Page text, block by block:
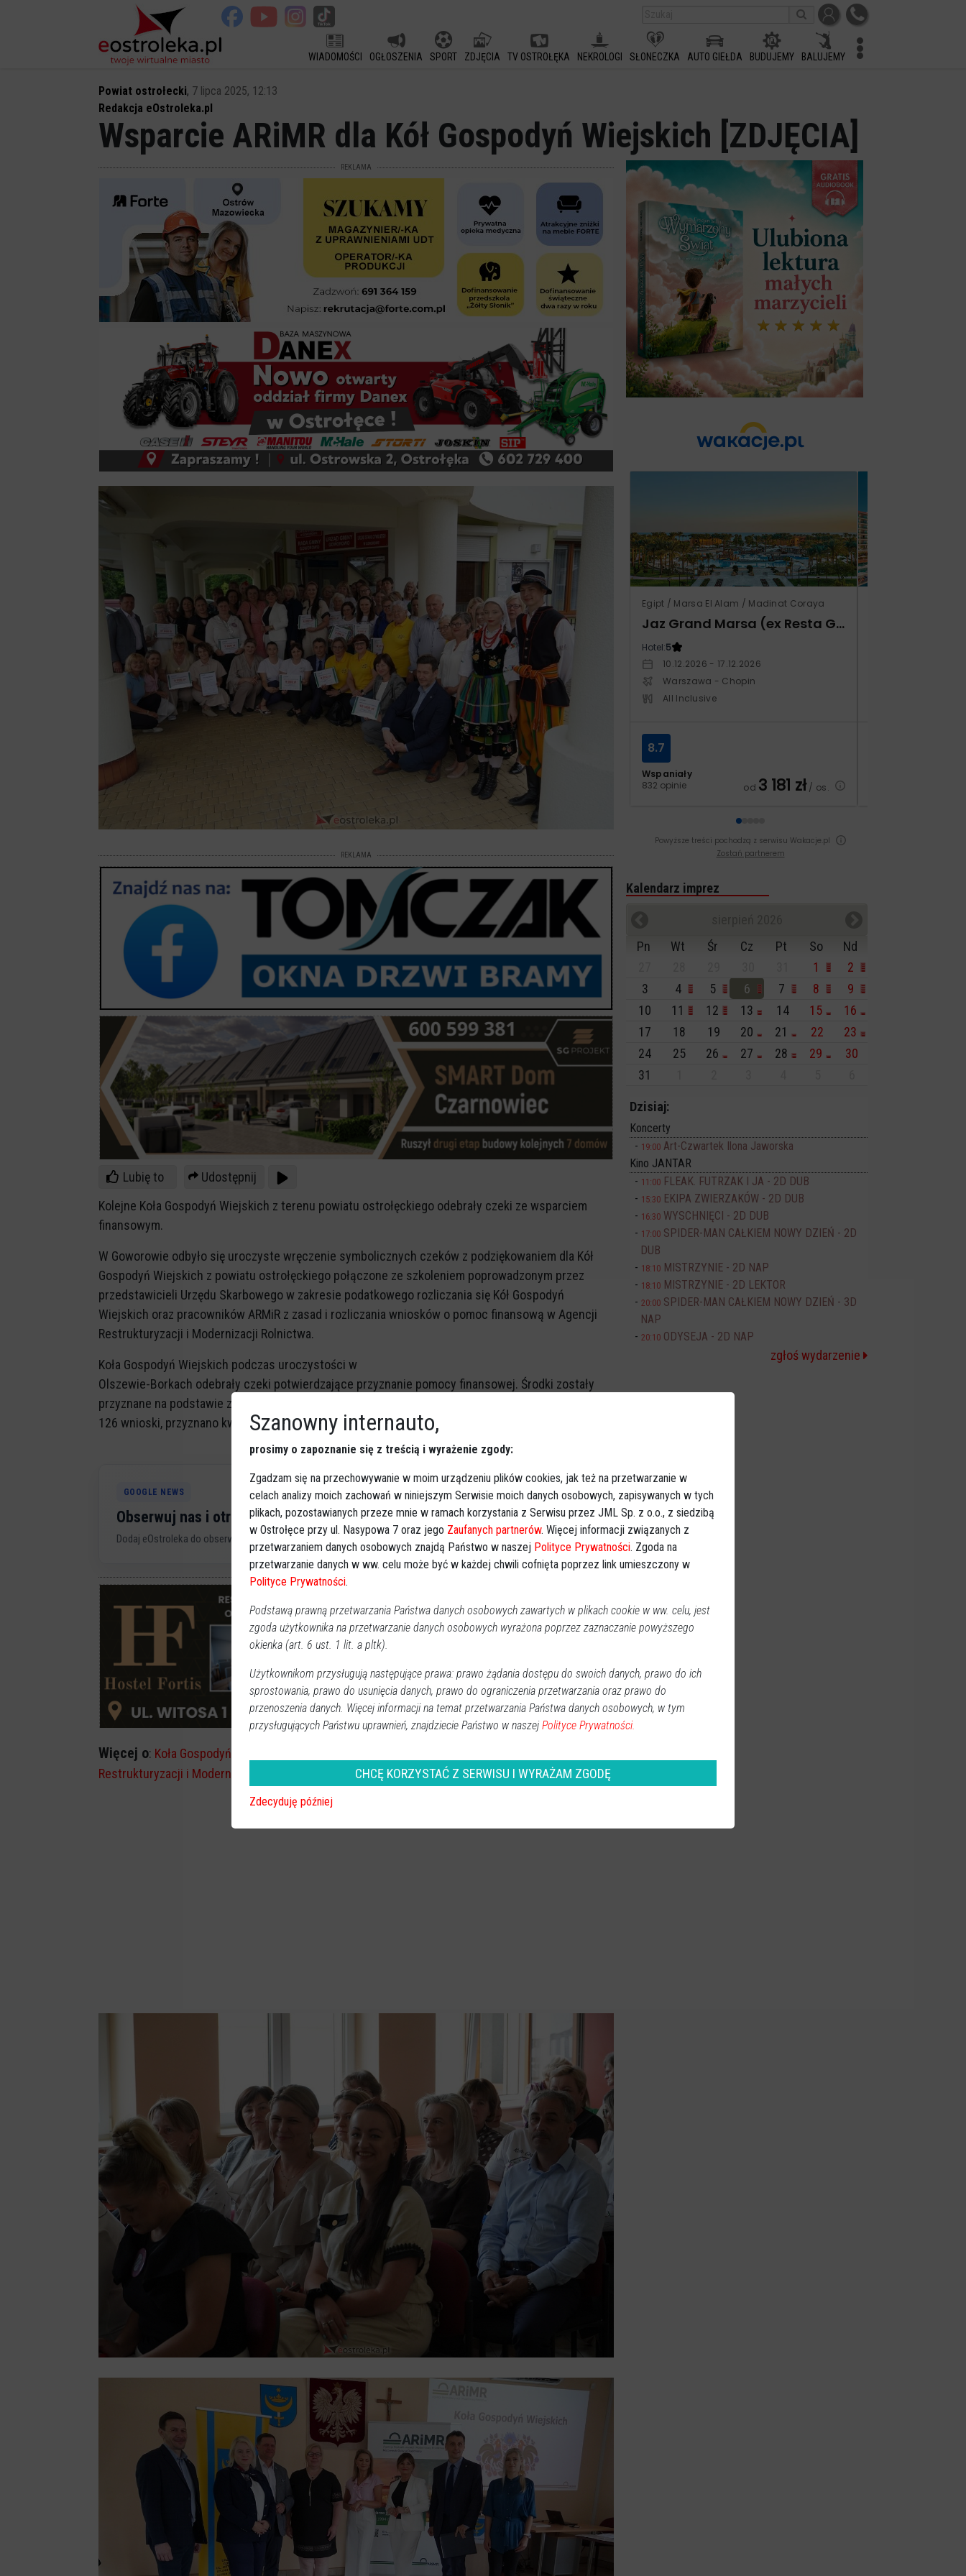
WIADOMOŚCI OGŁOSZENIA SPORT ZDJĘCIA TV OSTROŁĘKA NEKROLOGI SŁONECZKA AUTO GIEŁDA BUDUJEMY BALUJEMY
Powiat ostrołecki, 7 lipca 2025, 12:13
Redakcja eOstroleka.pl
Wsparcie ARiMR dla Kół Gospodyń Wiejskich [ZDJĘCIA]
REKLAMA
REKLAMA
Lubię to
Udostępnij
Kolejne Koła Gospodyń Wiejskich z terenu powiatu ostrołęckiego odebrały czeki ze wsparciem
finansowym.
W Goworowie odbyło się uroczyste wręczenie symbolicznych czeków z podziękowaniem dla Kół
Gospodyń Wiejskich z powiatu ostrołęckiego połączone ze szkoleniem poprowadzonym przez
przedstawicieli Urzędu Skarbowego w zakresie podatkowego rozliczania się Kół Gospodyń
Wiejskich oraz pracowników ARMiR z zasad i rozliczania wniosków o pomoc finansową w Agencji
Restrukturyzacji i Modernizacji Rolnictwa.
Koła Gospodyń Wiejskich podczas uroczystości w
Olszewie-Borkach odebrały czeki potwierdzające przyznanie pomocy finansowej. Środki zostały
przyznane na podstawie złożonych wniosków w naborze trwającym od 24 marca. Do dziś wpłynęły
126 wnioski, przyznano kwotę ponad miliona złotych. A nabór trwa jeszcze do 30 września.
GOOGLE NEWS
Obserwuj nas i otrzymuj nowe wiadomości
Dodaj eOstroleka do obserwowanych źródeł w Google News.
Obserwuj w Google News
REKLAMA
Więcej o: Koła Gospodyń Wiejskich
Restrukturyzacji i Modernizacji Rolnictwa
szkolenie podatkowe
Egipt / Marsa El Alam / Madinat Coraya
Jaz Grand Marsa (ex Resta Grand Resort)
Hotel:5
10.12.2026 - 17.12.2026
Warszawa - Chopin
All Inclusive
Wspaniały
832 opinie
8.7
od 3 181 zł/ os.
Powyższe treści pochodzą z serwisu Wakacje.pl
Zostań partnerem
Kalendarz imprez
Pn
Wt Śr Cz Pt So
Nd
1
2
3
4 5 6 7 8
9
10
11 12 13 14 15
16
17
18 19 20 21 22
23
24
25 26 27 28 29
30
31
Dzisiaj:
Koncerty
19:00 Art-Czwartek Ilona Jaworska
Kino JANTAR
11:00 FLEAK. FUTRZAK I JA - 2D DUB
15:30 EKIPA ZWIERZAKÓW - 2D DUB
16:30 WYSCHNIĘCI - 2D DUB
17:00 SPIDER-MAN CAŁKIEM NOWY DZIEŃ - 2D
DUB
18:10 MISTRZYNIE - 2D NAP
18:10 MISTRZYNIE - 2D LEKTOR
20:00 SPIDER-MAN CAŁKIEM NOWY DZIEŃ - 3D
NAP
20:10 ODYSEJA - 2D NAP
zgłoś wydarzenie
Szanowny internauto,
prosimy o zapoznanie się z treścią i wyrażenie zgody:
Zgadzam się na przechowywanie w moim urządzeniu plików cookies, jak też na przetwarzanie w
celach analizy moich zachowań w niniejszym Serwisie moich danych osobowych, zapisywanych w tych
plikach, pozostawianych przeze mnie w ramach korzystania z Serwisu przez JML Sp. z o.o., z siedzibą
w Ostrołęce przy ul. Nasypowa 7 oraz jego Zaufanych partnerów. Więcej informacji związanych z
przetwarzaniem danych osobowych znajdą Państwo w naszej Polityce Prywatności. Zgoda na
przetwarzanie danych w ww. celu może być w każdej chwili cofnięta poprzez link umieszczony w
Polityce Prywatności.
Podstawą prawną przetwarzania Państwa danych osobowych zawartych w plikach cookie w ww. celu, jest
zgoda użytkownika na przetwarzanie danych osobowych wyrażona poprzez zaznaczanie powyższego
okienka (art. 6 ust. 1 lit. a pltk).
Użytkownikom przysługują następujące prawa: prawo żądania dostępu do swoich danych, prawo do ich
sprostowania, prawo do usunięcia danych, prawo do ograniczenia przetwarzania oraz prawo do
przenoszenia danych. Więcej informacji na temat przetwarzania Państwa danych osobowych, w tym
przysługujących Państwu uprawnień, znajdziecie Państwo w naszej Polityce Prywatności.
CHCĘ KORZYSTAĆ Z SERWISU I WYRAŻAM ZGODĘ
Zdecyduję później